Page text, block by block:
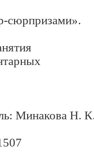
сюрпризами».
Минакова Н.